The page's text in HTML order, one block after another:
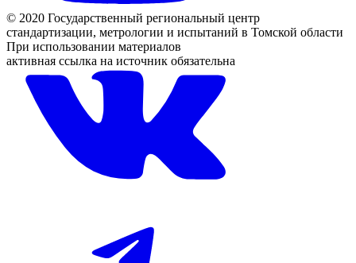
© 2020 Государственный региональный центр
стандартизации, метрологии и испытаний в Томской области
При использовании материалов
активная ссылка на источник обязательна